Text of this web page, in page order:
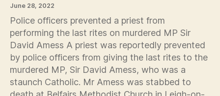
June 28, 2022
Police officers prevented a priest from
performing the last rites on murdered MP Sir
David Amess A priest was reportedly prevented
by police officers from giving the last rites to the
murdered MP, Sir David Amess, who was a
staunch Catholic. Mr Amess was stabbed to